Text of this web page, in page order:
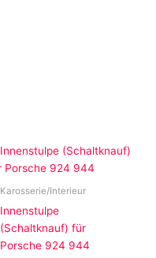
Karosserie/Interieur
Innenstulpe
(Schaltknauf) für
Porsche 924 944